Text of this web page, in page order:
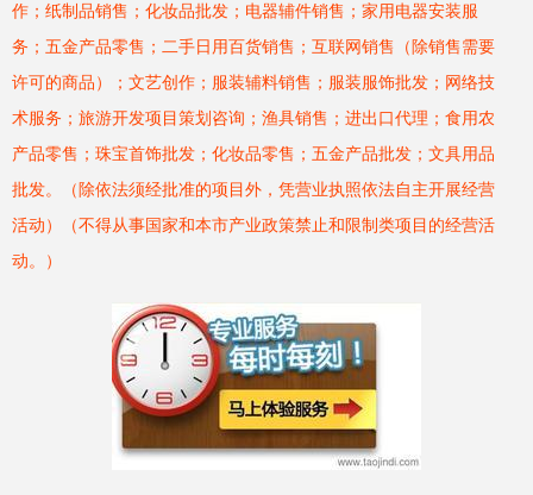
作；纸制品销售；化妆品批发；电器辅件销售；家用电器安装服
务；五金产品零售；二手日用百货销售；互联网销售（除销售需要
许可的商品）；文艺创作；服装辅料销售；服装服饰批发；网络技
术服务；旅游开发项目策划咨询；渔具销售；进出口代理；食用农
产品零售；珠宝首饰批发；化妆品零售；五金产品批发；文具用品
批发。（除依法须经批准的项目外，凭营业执照依法自主开展经营
活动）（不得从事国家和本市产业政策禁止和限制类项目的经营活
动。）